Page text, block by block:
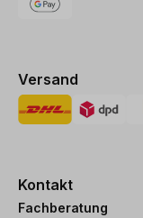
Versand
Kontakt
Fachberatung